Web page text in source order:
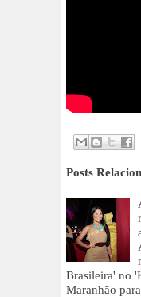
Posts
Brasileira' no
Maranhão